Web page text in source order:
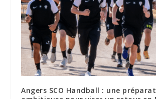
Angers SCO Handball : une